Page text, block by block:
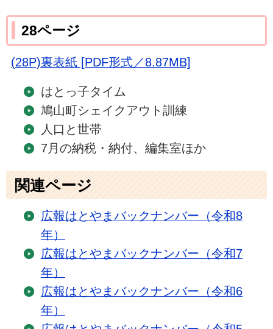
28ページ
(28P)裏表紙 [PDF形式／8.87MB]
はとっ子タイム
鳩山町シェイクアウト訓練
人口と世帯
7月の納税・納付、編集室ほか
関連ページ
広報はとやまバックナンバー（令和8
年）
広報はとやまバックナンバー（令和7
年）
広報はとやまバックナンバー（令和6
年）